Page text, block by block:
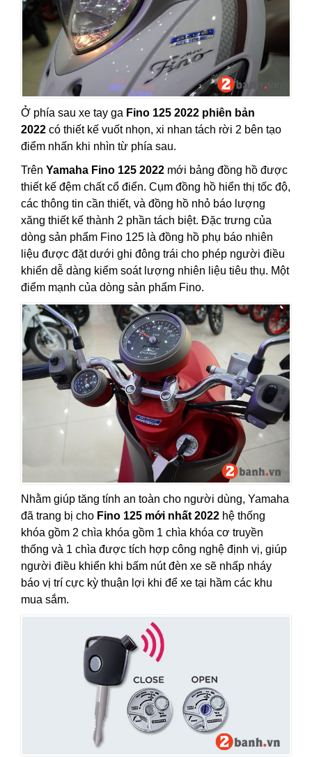
Ở phía sau xe tay ga Fino 125 2022 phiên bản
2022 có thiết kế vuốt nhọn, xi nhan tách rời 2 bên tạo
điểm nhấn khi nhìn từ phía sau.
Trên Yamaha Fino 125 2022 mới bảng đồng hồ được
thiết kế đệm chất cổ điển. Cụm đồng hồ hiển thị tốc độ,
các thông tin cần thiết, và đồng hồ nhỏ báo lượng
xăng thiết kế thành 2 phần tách biệt. Đặc trưng của
dòng sản phẩm Fino 125 là đồng hồ phụ báo nhiên
liệu được đặt dưới ghi đông trái cho phép người điều
khiển dễ dàng kiểm soát lượng nhiên liệu tiêu thụ. Một
điểm mạnh của dòng sản phẩm Fino.
Nhằm giúp tăng tính an toàn cho người dùng, Yamaha
đã trang bị cho Fino 125 mới nhất 2022 hệ thống
khóa gồm 2 chìa khóa gồm 1 chìa khóa cơ truyền
thống và 1 chìa được tích hợp công nghệ định vị, giúp
người điều khiển khi bấm nút đèn xe sẽ nhấp nháy
báo vị trí cực kỳ thuận lợi khi để xe tại hầm các khu
mua sắm.